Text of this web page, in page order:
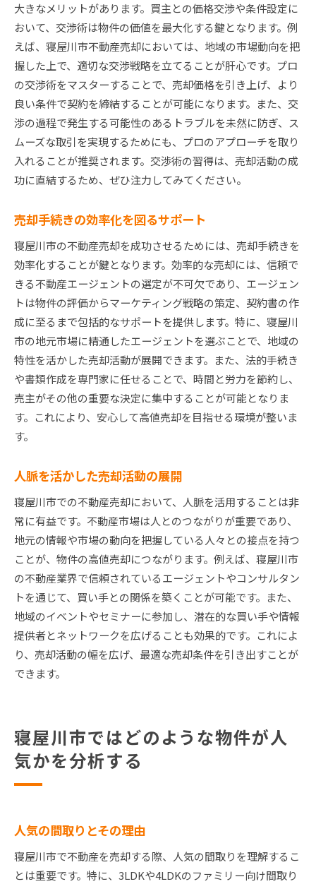
大きなメリットがあります。買主との価格交渉や条件設定に
おいて、交渉術は物件の価値を最大化する鍵となります。例
えば、寝屋川市不動産売却においては、地域の市場動向を把
握した上で、適切な交渉戦略を立てることが肝心です。プロ
の交渉術をマスターすることで、売却価格を引き上げ、より
良い条件で契約を締結することが可能になります。また、交
渉の過程で発生する可能性のあるトラブルを未然に防ぎ、ス
ムーズな取引を実現するためにも、プロのアプローチを取り
入れることが推奨されます。交渉術の習得は、売却活動の成
功に直結するため、ぜひ注力してみてください。
売却手続きの効率化を図るサポート
寝屋川市の不動産売却を成功させるためには、売却手続きを
効率化することが鍵となります。効率的な売却には、信頼で
きる不動産エージェントの選定が不可欠であり、エージェン
トは物件の評価からマーケティング戦略の策定、契約書の作
成に至るまで包括的なサポートを提供します。特に、寝屋川
市の地元市場に精通したエージェントを選ぶことで、地域の
特性を活かした売却活動が展開できます。また、法的手続き
や書類作成を専門家に任せることで、時間と労力を節約し、
売主がその他の重要な決定に集中することが可能となりま
す。これにより、安心して高値売却を目指せる環境が整いま
す。
人脈を活かした売却活動の展開
寝屋川市での不動産売却において、人脈を活用することは非
常に有益です。不動産市場は人とのつながりが重要であり、
地元の情報や市場の動向を把握している人々との接点を持つ
ことが、物件の高値売却につながります。例えば、寝屋川市
の不動産業界で信頼されているエージェントやコンサルタン
トを通じて、買い手との関係を築くことが可能です。また、
地域のイベントやセミナーに参加し、潜在的な買い手や情報
提供者とネットワークを広げることも効果的です。これによ
り、売却活動の幅を広げ、最適な売却条件を引き出すことが
できます。
寝屋川市ではどのような物件が人
気かを分析する
人気の間取りとその理由
寝屋川市で不動産を売却する際、人気の間取りを理解するこ
とは重要です。特に、3LDKや4LDKのファミリー向け間取り